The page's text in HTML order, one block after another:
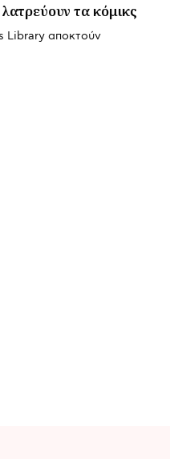
τα κόμικς
Library αποκτούν